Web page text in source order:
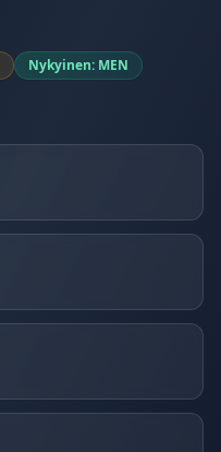
Nykyinen: MEN